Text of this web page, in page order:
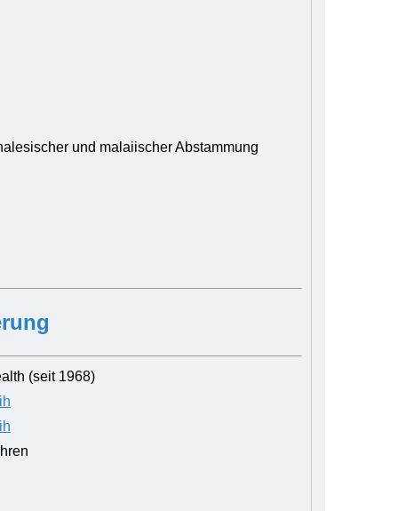
und malaiischer Abstammung
(seit 1968)